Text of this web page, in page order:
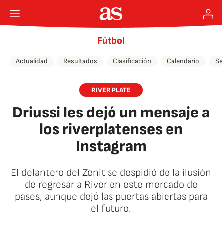
Fútbol
Actualidad Resultados Clasificación Calendario
RIVER PLATE
Driussi les dejó un mensaje a
los riverplatenses en
Instagram
El delantero del Zenit se despidió de la ilusión
de regresar a River en este mercado de
pases, aunque dejó las puertas abiertas para
el futuro.